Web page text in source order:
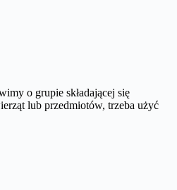
o grupie składającej się
lub przedmiotów, trzeba użyć